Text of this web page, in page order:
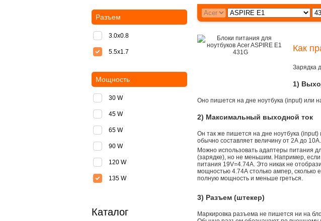
Как
Зарядка
1)
Оно пишется на дне ноутбука (input) или
2) Максимальный выходной ток
Он так же пишется на дне ноутбука
обычно составляет величину от 2А до 10A.
Можно использовать адаптеры питания
(зарядке), но не меньшим. Например,
питания 19V=4.74A. Это никак не
мощностью 4.74А столько ампер, сколько
полную мощность и меньше греться.
3) Разъем (штекер)
Маркировка разъема не пишется ни на
Разъем
3.0x0.8
5.5х1.7
Мощность
30 W
45 W
65 W
90 W
120 W
135 W
Каталог